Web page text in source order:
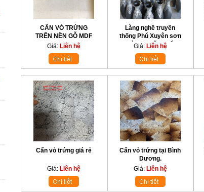
CẨN VỎ TRỨNG
TRÊN NỀN GỖ MDF
Giá: Liên hệ
Làng nghề truyền
thống Phú Xuyên sơn
mài 200 năm tuổi
Giá: Liên hệ
Cẩn vỏ trứng giá rẻ
Giá: Liên hệ
Cẩn vỏ trứng tại Bình
Dương.
Giá: Liên hệ